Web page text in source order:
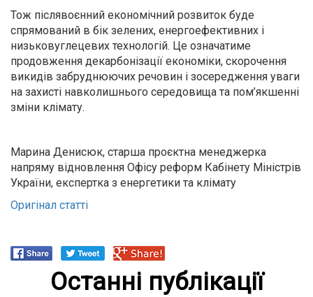
Тож післявоєнний економічний розвиток буде
спрямований в бік зелених, енергоефективних і
низьковуглецевих технологій. Це означатиме
продовження декарбонізації економіки, скорочення
викидів забруднюючих речовин і зосередження уваги
на захисті навколишнього середовища та пом’якшенні
зміни клімату.
Марина Денисюк, старша проєктна менеджерка
напряму відновлення Офісу реформ Кабінету Міністрів
України, експертка з енергетики та клімату
Оригінал статті
Останні публікації